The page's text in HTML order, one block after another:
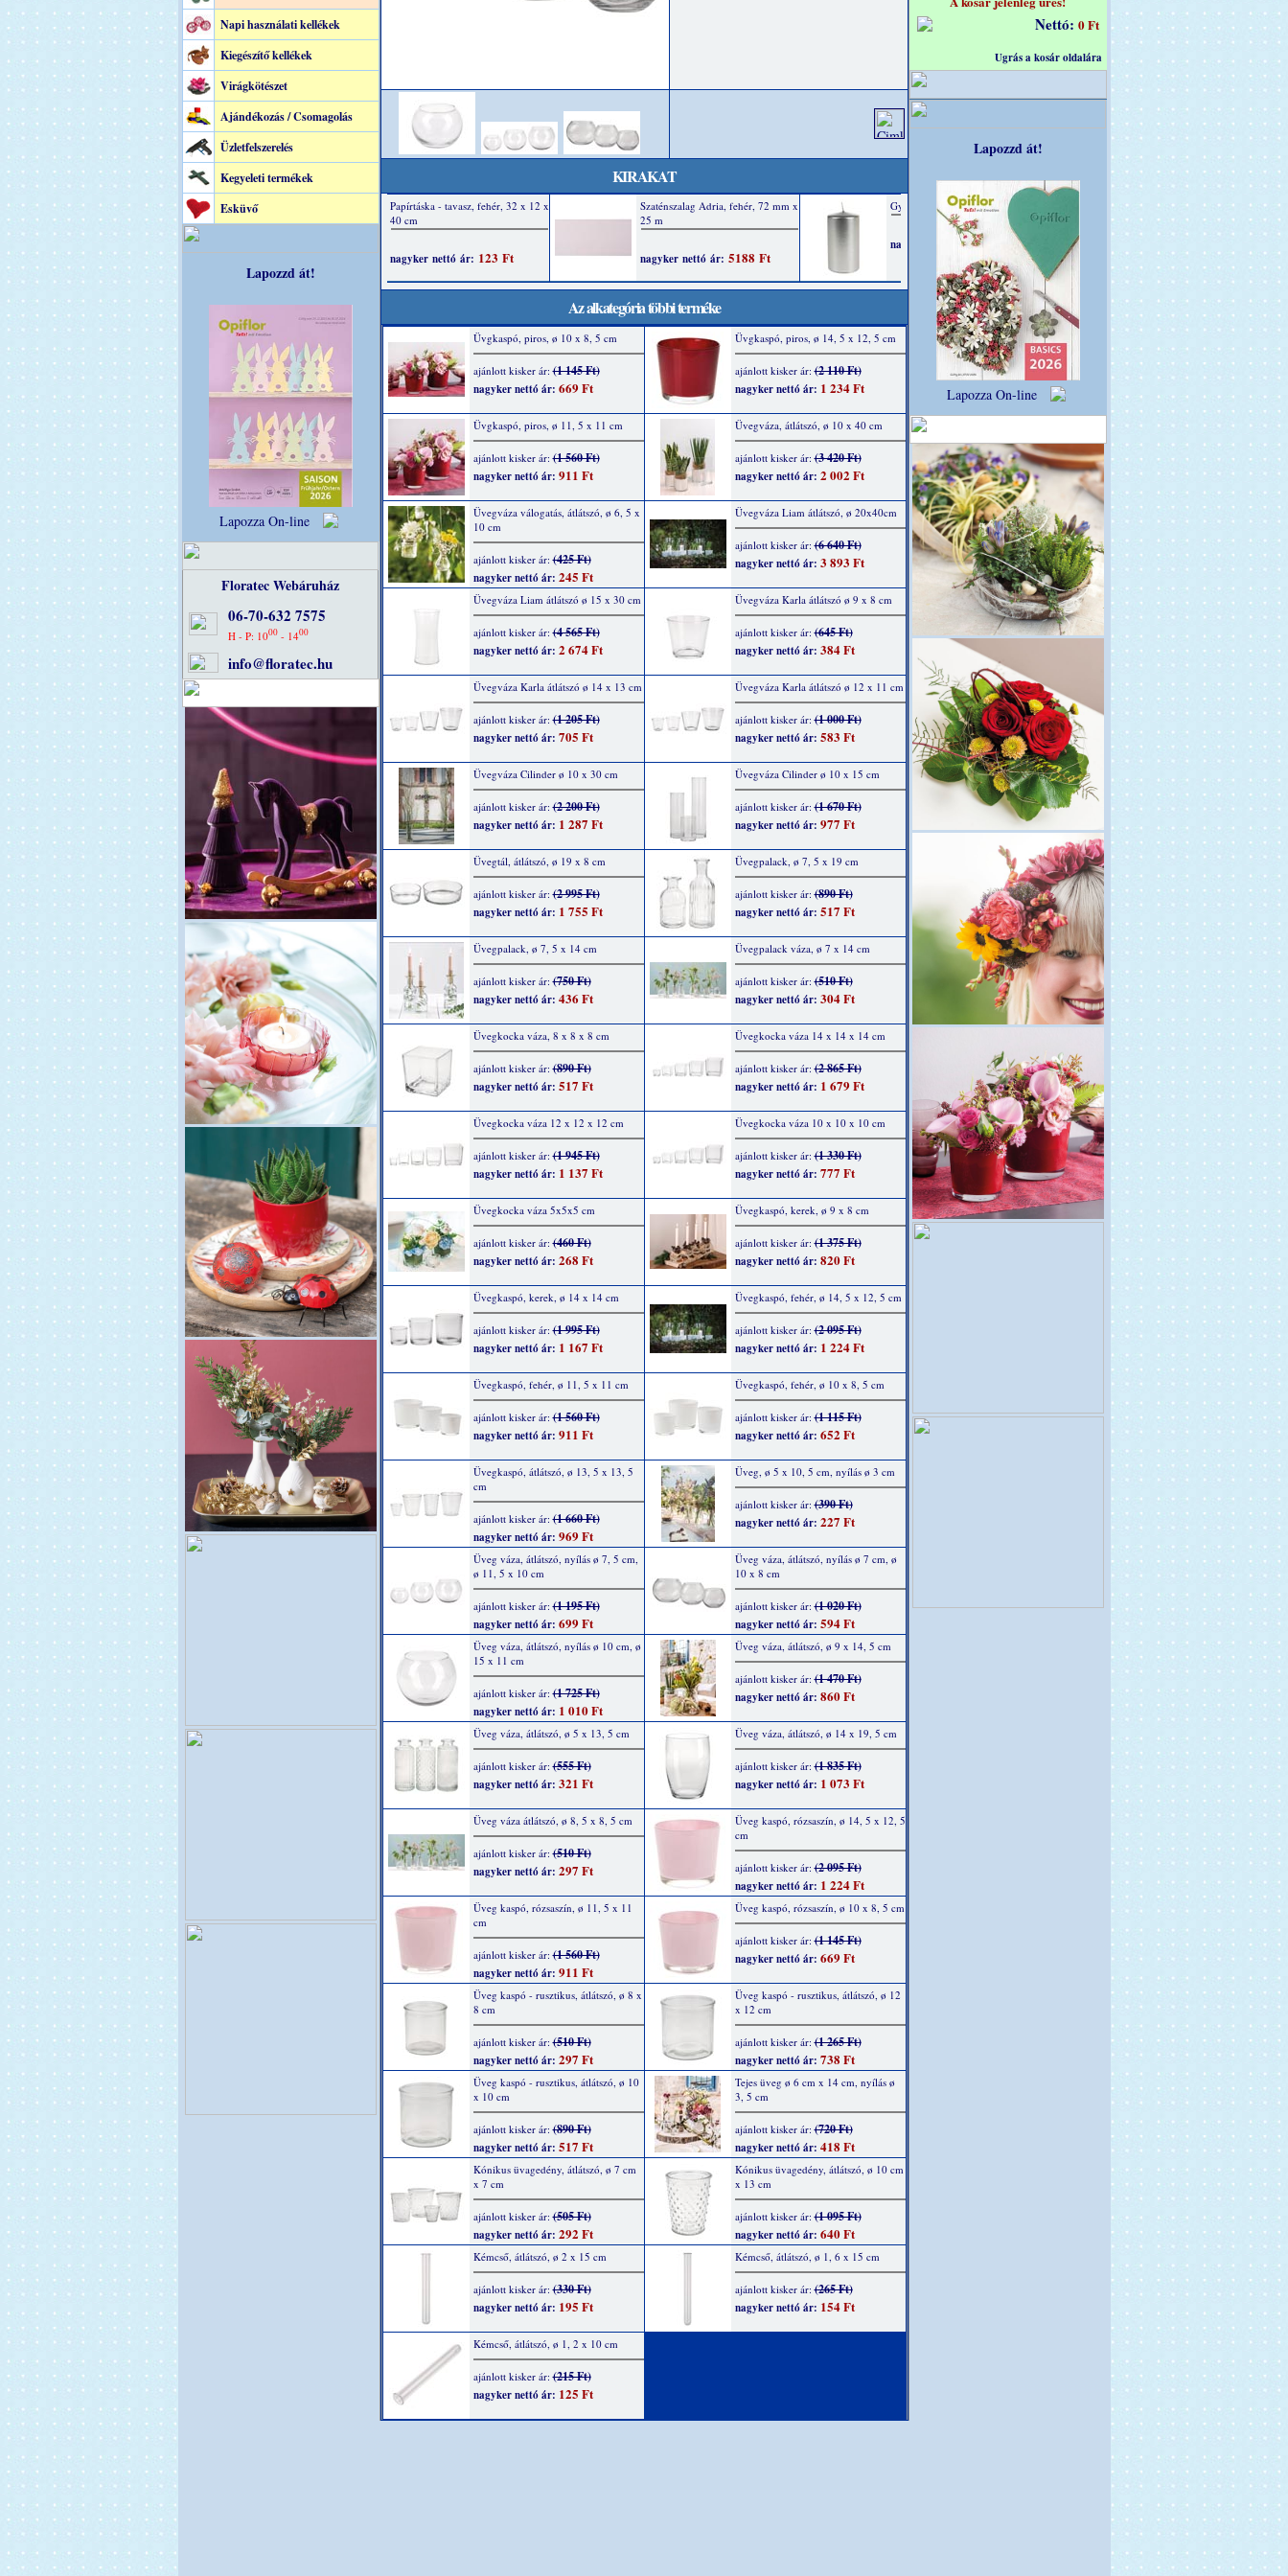
Napi használati kellékek
Kiegészítő kellékek
Virágkötészet
Ajándékozás / Csomagolás
Üzletfelszerelés
Kegyeleti termékek
Esküvő
Lapozzd át!
Lapozza On-line
Floratec Webáruház
06-70-632 7575
H - P: 1000 - 1400
info@floratec.hu
KIRAKAT
Az alkategória többi terméke
Üvgkaspó, piros, ø 10 x 8, 5 cm
ajánlott kisker ár:(1 145 Ft)
nagyker nettó ár: 669 Ft
Üvgkaspó, piros, ø 14, 5 x 12, 5 cm
ajánlott kisker ár:(2 110 Ft)
nagyker nettó ár: 1 234 Ft
Üvgkaspó, piros, ø 11, 5 x 11 cm
ajánlott kisker ár:(1 560 Ft)
nagyker nettó ár: 911 Ft
Üvegváza, átlátszó, ø 10 x 40 cm
ajánlott kisker ár:(3 420 Ft)
nagyker nettó ár: 2 002 Ft
Üvegváza válogatás, átlátszó, ø 6, 5 x
10 cm
ajánlott kisker ár:(425 Ft)
nagyker nettó ár: 245 Ft
Üvegváza Liam átlátszó, ø 20x40cm
ajánlott kisker ár:(6 640 Ft)
nagyker nettó ár: 3 893 Ft
Üvegváza Liam átlátszó ø 15 x 30 cm
ajánlott kisker ár:(4 565 Ft)
nagyker nettó ár: 2 674 Ft
Üvegváza Karla átlátszó ø 9 x 8 cm
ajánlott kisker ár:(645 Ft)
nagyker nettó ár: 384 Ft
Üvegváza Karla átlátszó ø 14 x 13 cm
ajánlott kisker ár:(1 205 Ft)
nagyker nettó ár: 705 Ft
Üvegváza Karla átlátszó ø 12 x 11 cm
ajánlott kisker ár:(1 000 Ft)
nagyker nettó ár: 583 Ft
Üvegváza Cilinder ø 10 x 30 cm
ajánlott kisker ár:(2 200 Ft)
nagyker nettó ár: 1 287 Ft
Üvegváza Cilinder ø 10 x 15 cm
ajánlott kisker ár:(1 670 Ft)
nagyker nettó ár: 977 Ft
Üvegtál, átlátszó, ø 19 x 8 cm
ajánlott kisker ár:(2 995 Ft)
nagyker nettó ár: 1 755 Ft
Üvegpalack, ø 7, 5 x 19 cm
ajánlott kisker ár:(890 Ft)
nagyker nettó ár: 517 Ft
Üvegpalack, ø 7, 5 x 14 cm
ajánlott kisker ár:(750 Ft)
nagyker nettó ár: 436 Ft
Üvegpalack váza, ø 7 x 14 cm
ajánlott kisker ár:(510 Ft)
nagyker nettó ár: 304 Ft
Üvegkocka váza, 8 x 8 x 8 cm
ajánlott kisker ár:(890 Ft)
nagyker nettó ár: 517 Ft
Üvegkocka váza 14 x 14 x 14 cm
ajánlott kisker ár:(2 865 Ft)
nagyker nettó ár: 1 679 Ft
Üvegkocka váza 12 x 12 x 12 cm
ajánlott kisker ár:(1 945 Ft)
nagyker nettó ár: 1 137 Ft
Üvegkocka váza 10 x 10 x 10 cm
ajánlott kisker ár:(1 330 Ft)
nagyker nettó ár: 777 Ft
Üvegkocka váza 5x5x5 cm
ajánlott kisker ár:(460 Ft)
nagyker nettó ár: 268 Ft
Üvegkaspó, kerek, ø 9 x 8 cm
ajánlott kisker ár:(1 375 Ft)
nagyker nettó ár: 820 Ft
Üvegkaspó, kerek, ø 14 x 14 cm
ajánlott kisker ár:(1 995 Ft)
nagyker nettó ár: 1 167 Ft
Üvegkaspó, fehér, ø 14, 5 x 12, 5 cm
ajánlott kisker ár:(2 095 Ft)
nagyker nettó ár: 1 224 Ft
Üvegkaspó, fehér, ø 11, 5 x 11 cm
ajánlott kisker ár:(1 560 Ft)
nagyker nettó ár: 911 Ft
Üvegkaspó, fehér, ø 10 x 8, 5 cm
ajánlott kisker ár:(1 115 Ft)
nagyker nettó ár: 652 Ft
Üvegkaspó, átlátszó, ø 13, 5 x 13, 5
cm
ajánlott kisker ár:(1 660 Ft)
nagyker nettó ár: 969 Ft
Üveg, ø 5 x 10, 5 cm, nyílás ø 3 cm
ajánlott kisker ár:(390 Ft)
nagyker nettó ár: 227 Ft
Üveg váza, átlátszó, nyílás ø 7, 5 cm,
ø 11, 5 x 10 cm
ajánlott kisker ár:(1 195 Ft)
nagyker nettó ár: 699 Ft
Üveg váza, átlátszó, nyílás ø 7 cm, ø
10 x 8 cm
ajánlott kisker ár:(1 020 Ft)
nagyker nettó ár: 594 Ft
Üveg váza, átlátszó, nyílás ø 10 cm, ø
15 x 11 cm
ajánlott kisker ár:(1 725 Ft)
nagyker nettó ár: 1 010 Ft
Üveg váza, átlátszó, ø 9 x 14, 5 cm
ajánlott kisker ár:(1 470 Ft)
nagyker nettó ár: 860 Ft
Üveg váza, átlátszó, ø 5 x 13, 5 cm
ajánlott kisker ár:(555 Ft)
nagyker nettó ár: 321 Ft
Üveg váza, átlátszó, ø 14 x 19, 5 cm
ajánlott kisker ár:(1 835 Ft)
nagyker nettó ár: 1 073 Ft
Üveg váza átlátszó, ø 8, 5 x 8, 5 cm
ajánlott kisker ár:(510 Ft)
nagyker nettó ár: 297 Ft
Üveg kaspó, rózsaszín, ø 14, 5 x 12, 5
cm
ajánlott kisker ár:(2 095 Ft)
nagyker nettó ár: 1 224 Ft
Üveg kaspó, rózsaszín, ø 11, 5 x 11
cm
ajánlott kisker ár:(1 560 Ft)
nagyker nettó ár: 911 Ft
Üveg kaspó, rózsaszín, ø 10 x 8, 5 cm
ajánlott kisker ár:(1 145 Ft)
nagyker nettó ár: 669 Ft
Üveg kaspó - rusztikus, átlátszó, ø 8 x
8 cm
ajánlott kisker ár:(510 Ft)
nagyker nettó ár: 297 Ft
Üveg kaspó - rusztikus, átlátszó, ø 12
x 12 cm
ajánlott kisker ár:(1 265 Ft)
nagyker nettó ár: 738 Ft
Üveg kaspó - rusztikus, átlátszó, ø 10
x 10 cm
ajánlott kisker ár:(890 Ft)
nagyker nettó ár: 517 Ft
Tejes üveg ø 6 cm x 14 cm, nyílás ø
3, 5 cm
ajánlott kisker ár:(720 Ft)
nagyker nettó ár: 418 Ft
Kónikus üvagedény, átlátszó, ø 7 cm
x 7 cm
ajánlott kisker ár:(505 Ft)
nagyker nettó ár: 292 Ft
Kónikus üvagedény, átlátszó, ø 10 cm
x 13 cm
ajánlott kisker ár:(1 095 Ft)
nagyker nettó ár: 640 Ft
Kémcső, átlátszó, ø 2 x 15 cm
ajánlott kisker ár:(330 Ft)
nagyker nettó ár: 195 Ft
Kémcső, átlátszó, ø 1, 6 x 15 cm
ajánlott kisker ár:(265 Ft)
nagyker nettó ár: 154 Ft
Kémcső, átlátszó, ø 1, 2 x 10 cm
ajánlott kisker ár:(215 Ft)
nagyker nettó ár: 125 Ft
Nettó: 0 Ft
Ugrás a kosár oldalára
Lapozzd át!
Lapozza On-line